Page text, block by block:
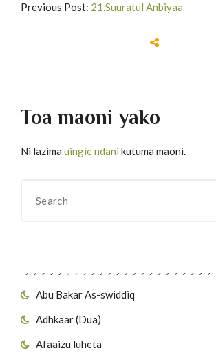
Abu Bakar As-swiddiq
Adhkaar (Dua)
Afaaizu luheta
Previous Post: 21.Suuratul Anbiyaa
Toa maoni yako
Ni lazima uingie ndani kutuma maoni.